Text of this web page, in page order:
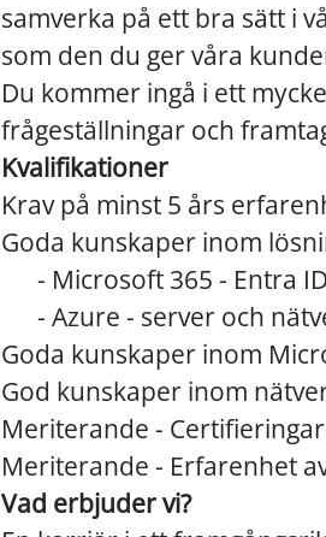
samverka på ett bra sätt i
som den du ger våra
Du kommer ingå i ett
frågeställningar och
Kvalifikationer
Krav på minst 5 års
Goda kunskaper inom
- Microsoft 365 - Entra
- Azure - server och
Goda kunskaper inom
God kunskaper inom
Meriterande -
Meriterande - Erfarenhet
Vad erbjuder vi?